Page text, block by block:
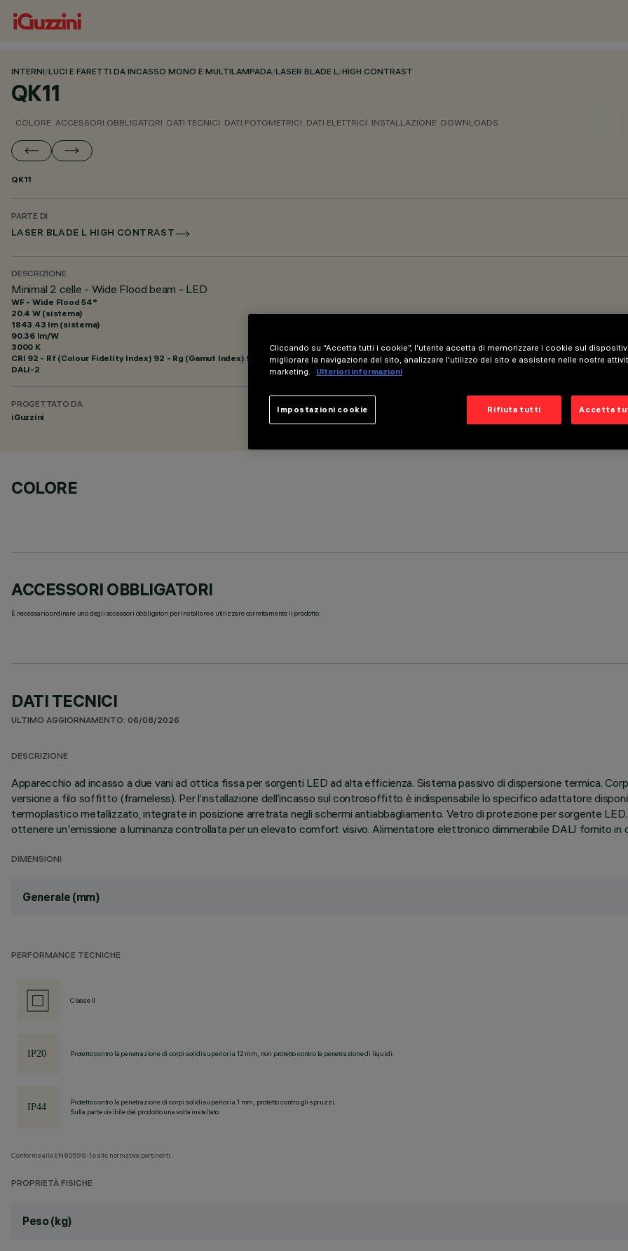
INTERNI/LUCI E FARETTI DA INCASSO MONO E MULTILAMPADA/LASER BLADE L/HIGH CONTRAST
QK11
COLORE ACCESSORI OBBLIGATORI DATI TECNICI DATI FOTOMETRICI DATI ELETTRICI INSTALLAZIONE DOWNLOADS
QK11
PARTE DI
LASER BLADE L HIGH CONTRAST
DESCRIZIONE
Minimal 2 celle - Wide Flood beam - LED
WF - Wide Flood 54°
20.4 W (sistema)
1843.43 lm (sistema)
90.36 lm/W
3000 K
CRI 92 - Rf (Colour Fidelity Index) 92 - Rg (Gamut Index) 99
DALI-2
PROGETTATO DA
iGuzzini
COLORE
ACCESSORI OBBLIGATORI
È necessario ordinare uno degli accessori obbligatori per installare e utilizzare correttamente il prodotto:
DATI TECNICI
ULTIMO AGGIORNAMENTO: 06/08/2026
DESCRIZIONE
Apparecchio ad incasso a due vani ad ottica fissa per sorgenti LED ad alta efficienza. Sistema passivo di dispersione termica.
versione a filo soffitto (frameless). Per l’installazione dell’incasso sul controsoffitto è indispensabile lo specifico adattatore
termoplastico metallizzato, integrate in posizione arretrata negli schermi antiabbagliamento. Vetro di protezione per sorgente
ottenere un'emissione a luminanza controllata per un elevato comfort visivo. Alimentatore elettronico dimmerabile DALI fornito in
DIMENSIONI
Generale (mm)
PERFORMANCE TECNICHE
Classe II
Protetto contro la penetrazione di corpi solidi superiori a 12 mm, non protetto contro la penetrazione di liquidi.
Protetto contro la penetrazione di corpi solidi superiori a 1 mm, protetto contro gli spruzzi.
Sulla parte visibile del prodotto una volta installato
Conforme alla EN60598-1 e alle normative pertinenti.
PROPRIETÀ FISICHE
Peso (kg)
Cliccando su “Accetta tutti i cookie”, l'utente accetta di memorizzare i cookie sul
migliorare la navigazione del sito, analizzare l'utilizzo del sito e assistere nelle nostre
marketing.
Ulteriori informazioni
Rifiuta tutti Accetta
Impostazioni cookie